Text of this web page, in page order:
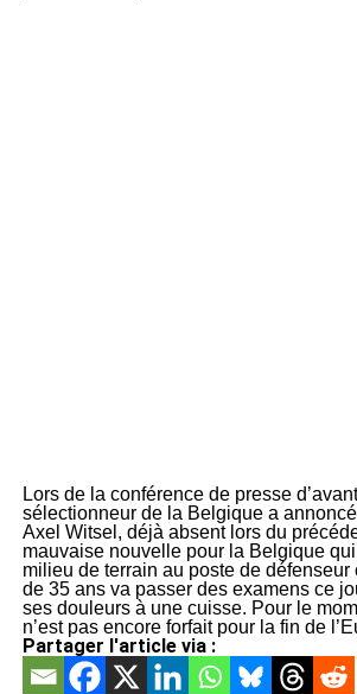
Lors de la conférence de presse
sélectionneur de la Belgique a
Axel Witsel, déjà absent lors du
mauvaise nouvelle pour la Belgique
milieu de terrain au poste de défenseur
de 35 ans va passer des examens ce
ses douleurs à une cuisse. Pour le
n’est pas encore forfait pour la fin de
Partager l'article via :